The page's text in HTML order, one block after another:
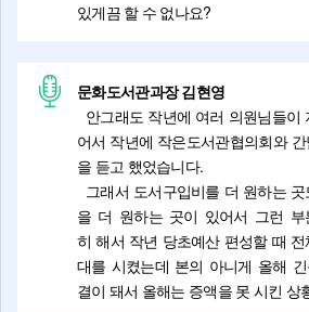
있게끔 할 수 없나요?
문화도서관과장 김현영
안그래도 작년에 여러 의원님들이
어서 작년에 작은도서관협의회와
을 듣고 했었습니다.
그래서 도서구입비를 더 원하는
을 더 원하는 곳이 있어서 그런 부
히 해서 작년 당초예산 편성할 때
대를 시켰는데 본의 아니게 올해
결이 돼서 올해는 증액을 못 시킨 상